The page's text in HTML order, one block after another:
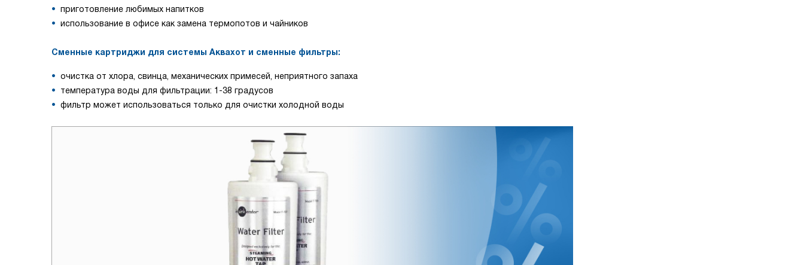
приготовление любимых напитков
использование в офисе как замена термопотов и чайников
Сменные картриджи для системы Аквахот и сменные фильтры:
очистка от хлора, свинца, механических примесей, неприятного запаха
температура воды для фильтрации: 1-38 градусов
фильтр может использоваться только для очистки холодной воды